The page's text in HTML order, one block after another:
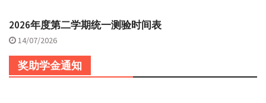
2026年度第二学期统一测验时间表
14/07/2026
奖助学金通知